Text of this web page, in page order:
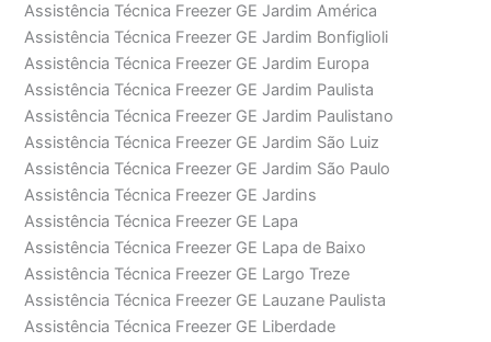
Assistência Técnica Freezer GE Jardim América
Assistência Técnica Freezer GE Jardim Bonfiglioli
Assistência Técnica Freezer GE Jardim Europa
Assistência Técnica Freezer GE Jardim Paulista
Assistência Técnica Freezer GE Jardim Paulistano
Assistência Técnica Freezer GE Jardim São Luiz
Assistência Técnica Freezer GE Jardim São Paulo
Assistência Técnica Freezer GE Jardins
Assistência Técnica Freezer GE Lapa
Assistência Técnica Freezer GE Lapa de Baixo
Assistência Técnica Freezer GE Largo Treze
Assistência Técnica Freezer GE Lauzane Paulista
Assistência Técnica Freezer GE Liberdade